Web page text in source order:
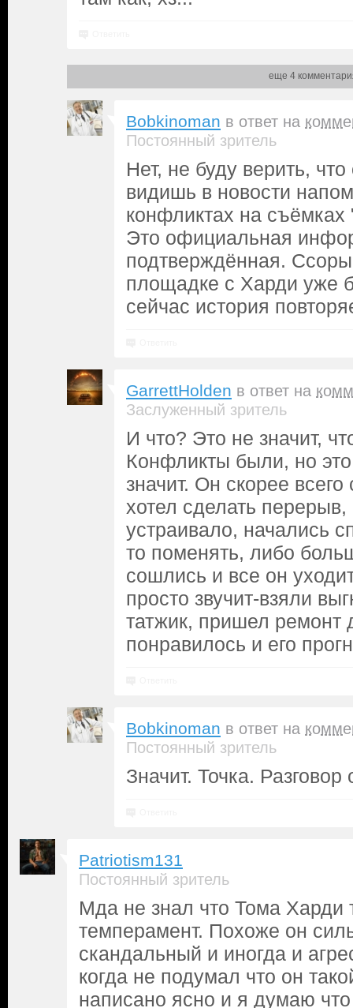
еще 4
Bobkinoman в ответ на
Постоянный зритель
Нет, не буду верить,
видишь в новости
конфликтах на
Это официальная
подтверждённая.
площадке с Харди уже
сейчас история
GarrettHolden в ответ на
Заслуженный зритель
И что? Это не значит,
Конфликты были, но
значит. Он скорее
хотел сделать перерыв,
устраивало, начались
то поменять, либо
сошлись и все он
просто звучит-взяли
татжик, пришел ремонт
понравилось и его
Bobkinoman в ответ на
Постоянный зритель
Значит. Точка. Разговор
Patriotism131
Постоянный зритель
Мда не знал что Тома Харди
темперамент. Похоже он
скандальный и иногда и
когда не подумал что он
написано ясно и я думаю что